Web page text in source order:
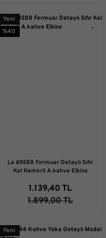
Yeni
%40
La 69288 Fermuar Detaylı Sıfır
Kol Kemerli A.kahve Elbise
1.139,40 TL
1.899,00 TL
Yeni